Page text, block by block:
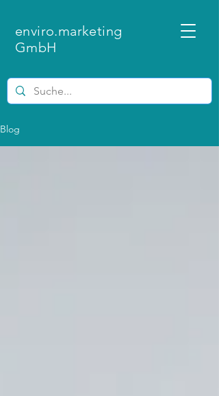
enviro.marketing
GmbH
Blog